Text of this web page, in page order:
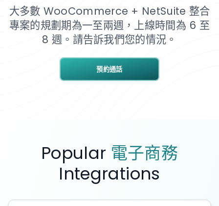
預約通話
大多數 WooCommerce + NetSuite 整合
專案的規劃期為一至兩週，上線時間為 6 至
8 週。請告訴我們您的情況。
Popular 電子商務
Integrations